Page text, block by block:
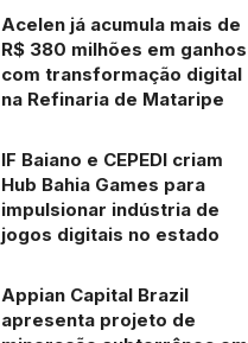
Acelen já acumula mais de
R$ 380 milhões em ganhos
com transformação digital
na Refinaria de Mataripe
IF Baiano e CEPEDI criam
Hub Bahia Games para
impulsionar indústria de
jogos digitais no estado
Appian Capital Brazil
apresenta projeto de